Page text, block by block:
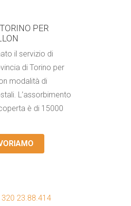
PER
il servizio di
di Torino per
modalità di
L’assorbimento
è di 15000
320 23.88.414